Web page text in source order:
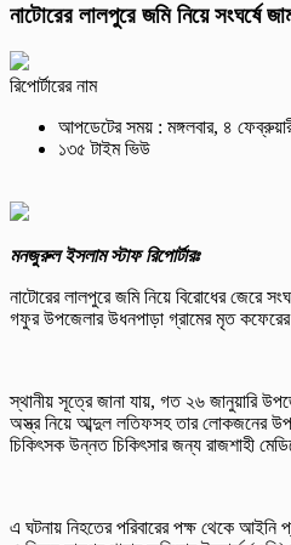
নাটোরের লালপুরে জমি নিয়ে সংঘর্ষে
রিপোর্টারের নাম
আপডেটের সময় : মঙ্গলবার, ৪
১৩৫ টাইম ভিউ
মনজুরুল ইসলাম স্টাফ রিপোর্টারঃ
নাটোরের লালপুরে জমি নিয়ে বিরোধের জেরে
গফুর উপজেলার উধনপাড়া গ্রামের মৃত
স্থানীয় সূত্রে জানা যায়, গত ২৬ জানুয়ারি
অস্ত্র নিয়ে আব্দুল লতিফসহ তার লোকজনের
চিকিৎসক উন্নত চিকিৎসার জন্য রাজশাহী
এ ঘটনায় নিহতের পরিবারের পক্ষ থেকে আইনি